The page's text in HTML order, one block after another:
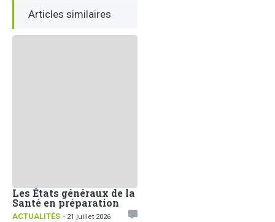
Articles similaires
Les États généraux de la
Santé en préparation
ACTUALITÉS - 21 juillet 2026